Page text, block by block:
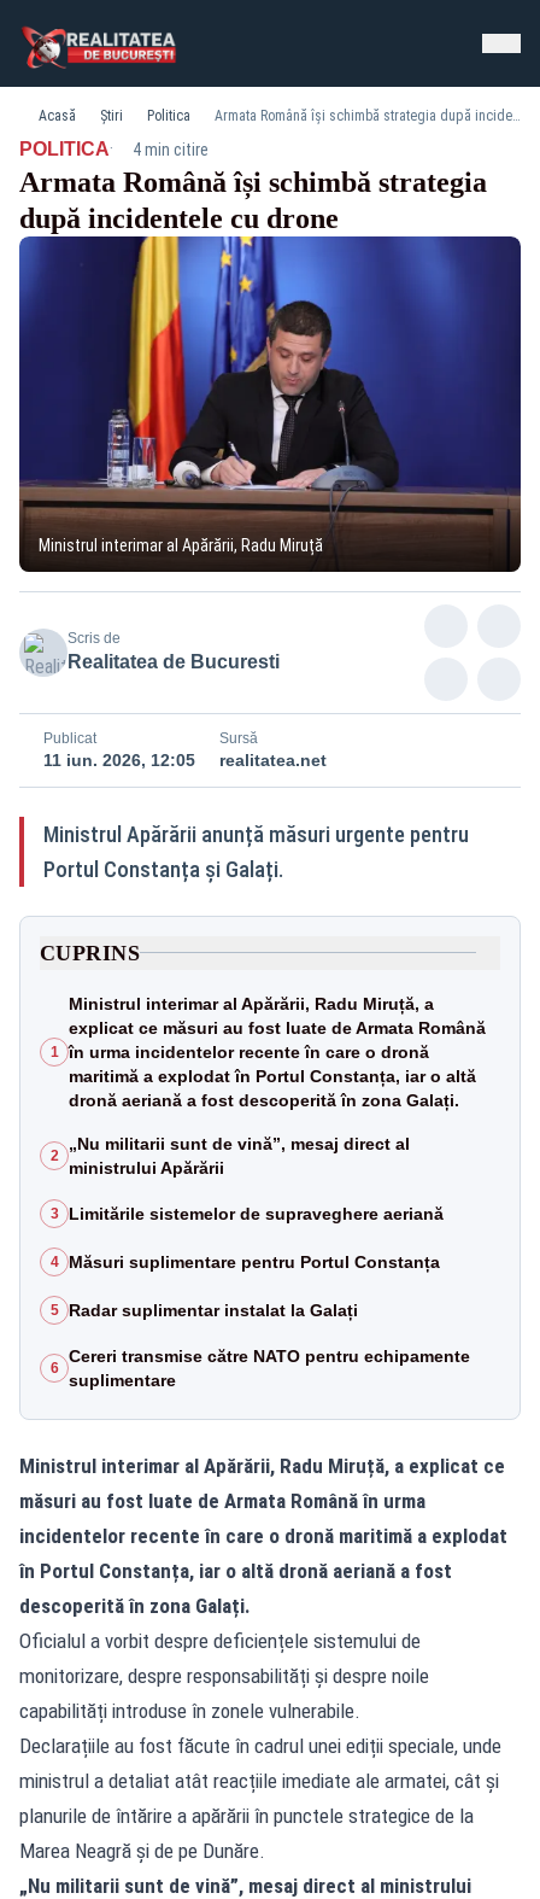
Acasă Știri Politica Armata Română își schimbă strategia după incidentele cu drone
POLITICA· 4 min citire
Armata Română își schimbă strategia
după incidentele cu drone
Ministrul interimar al Apărării, Radu Miruță
Scris de
Realitatea de Bucuresti
Publicat
11 iun. 2026, 12:05
Sursă
realitatea.net
Ministrul Apărării anunță măsuri urgente pentru
Portul Constanța și Galați.
CUPRINS
1
Ministrul interimar al Apărării, Radu Miruță, a
explicat ce măsuri au fost luate de Armata Română
în urma incidentelor recente în care o dronă
maritimă a explodat în Portul Constanța, iar o altă
dronă aeriană a fost descoperită în zona Galați.
2
„Nu militarii sunt de vină”, mesaj direct al
ministrului Apărării
3 Limitările sistemelor de supraveghere aeriană
4 Măsuri suplimentare pentru Portul Constanța
5 Radar suplimentar instalat la Galați
6
Cereri transmise către NATO pentru echipamente
suplimentare
Ministrul interimar al Apărării, Radu Miruță, a explicat ce
măsuri au fost luate de Armata Română în urma
incidentelor recente în care o dronă maritimă a explodat
în Portul Constanța, iar o altă dronă aeriană a fost
descoperită în zona Galați.
Oficialul a vorbit despre deficiențele sistemului de
monitorizare, despre responsabilități și despre noile
capabilități introduse în zonele vulnerabile.
Declarațiile au fost făcute în cadrul unei ediții speciale, unde
ministrul a detaliat atât reacțiile imediate ale armatei, cât și
planurile de întărire a apărării în punctele strategice de la
Marea Neagră și de pe Dunăre.
„Nu militarii sunt de vină”, mesaj direct al ministrului